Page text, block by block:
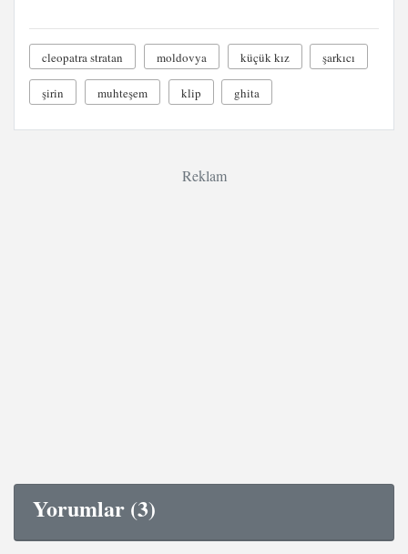
cleopatra stratan moldovya küçük kız şarkıcı
şirin muhteşem klip ghita
Reklam
Yorumlar (3)